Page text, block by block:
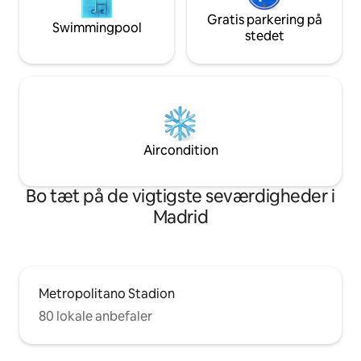
Swimmingpool
Gratis parkering på
stedet
Aircondition
Bo tæt på de vigtigste seværdigheder i
Madrid
Metropolitano Stadion
80 lokale anbefaler